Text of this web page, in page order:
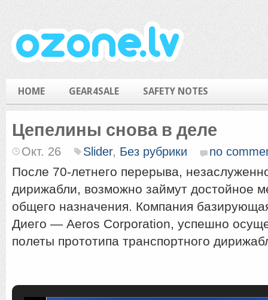
HOME GEAR4SALE SAFETY NOTES
Цепелины снова в деле
Окт. 26 Slider, Без рубрики no
После 70-летнего перерыва,
дирижабли, возможно займут достойное
общего назначения. Компания
Диего — Aeros Corporation, успешно
полеты прототипа транспортного